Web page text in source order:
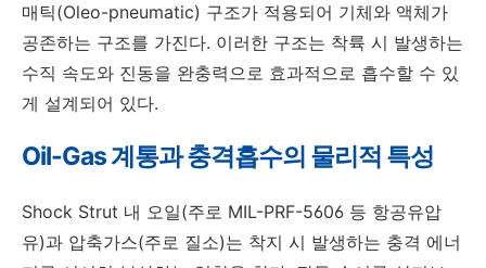
매틱(Oleo-pneumatic) 구조가 적용되어 기체와 액체가
공존하는 구조를 가진다. 이러한 구조는 착륙 시 발생하는
수직 속도와 진동을 완충력으로 효과적으로 흡수할 수 있
게 설계되어 있다.
Oil-Gas 계통과 충격흡수의 물리적 특성
Shock Strut 내 오일(주로 MIL-PRF-5606 등 항공유압
유)과 압축가스(주로 질소)는 착지 시 발생하는 충격 에너